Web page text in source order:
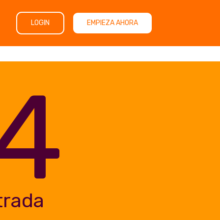
LOGIN EMPIEZA AHORA